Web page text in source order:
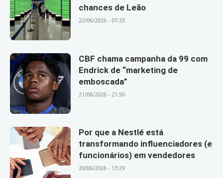
chances de Leão
22/06/2026 - 07:33
CBF chama campanha da 99 com
Endrick de “marketing de
emboscada”
21/06/2026 - 21:50
Por que a Nestlé está
transformando influenciadores (e
funcionários) em vendedores
20/06/2026 - 13:29